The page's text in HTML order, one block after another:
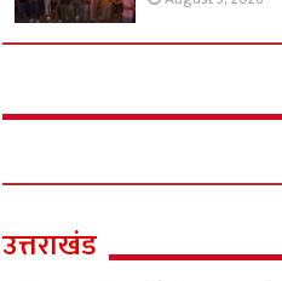
उत्तराखंड